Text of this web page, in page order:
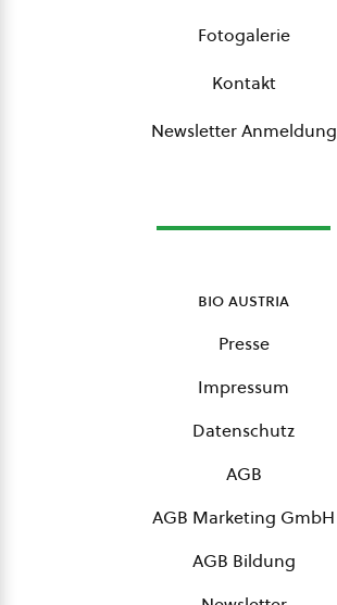
Fotogalerie
Kontakt
Newsletter Anmeldung
bio austria
Presse
Impressum
Datenschutz
AGB
AGB Marketing GmbH
AGB Bildung